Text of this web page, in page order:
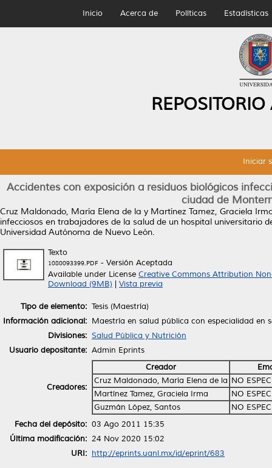
Inicio Acerca de Políticas Estadísticas
Iniciar
Accidentes con exposición a residuos biológicos
ciudad de
Cruz Maldonado, María Elena de la y Martínez Tamez, Graciela
infecciosos en trabajadores de la salud de un hospital universitario
Universidad Autónoma de Nuevo León.
Texto
1080093399.PDF - Versión Aceptada
Available under License Creative Commons Attribution
Download (9MB)
Vista previa
Tipo de elemento: Tesis (Maestría)
Información adicional: Maestría en salud pública con especialidad en
Divisiones: Salud Pública y Nutrición
Usuario depositante: Admin Eprints
Creadores:
Creador
Cruz Maldonado, María Elena de la NO
Martínez Tamez, Graciela Irma
NO
Guzmán López, Santos
NO
Fecha del depósito: 03 Ago 2011 15:35
Última modificación: 24 Nov 2020 15:02
URI: http://eprints.uanl.mx/id/eprint/683